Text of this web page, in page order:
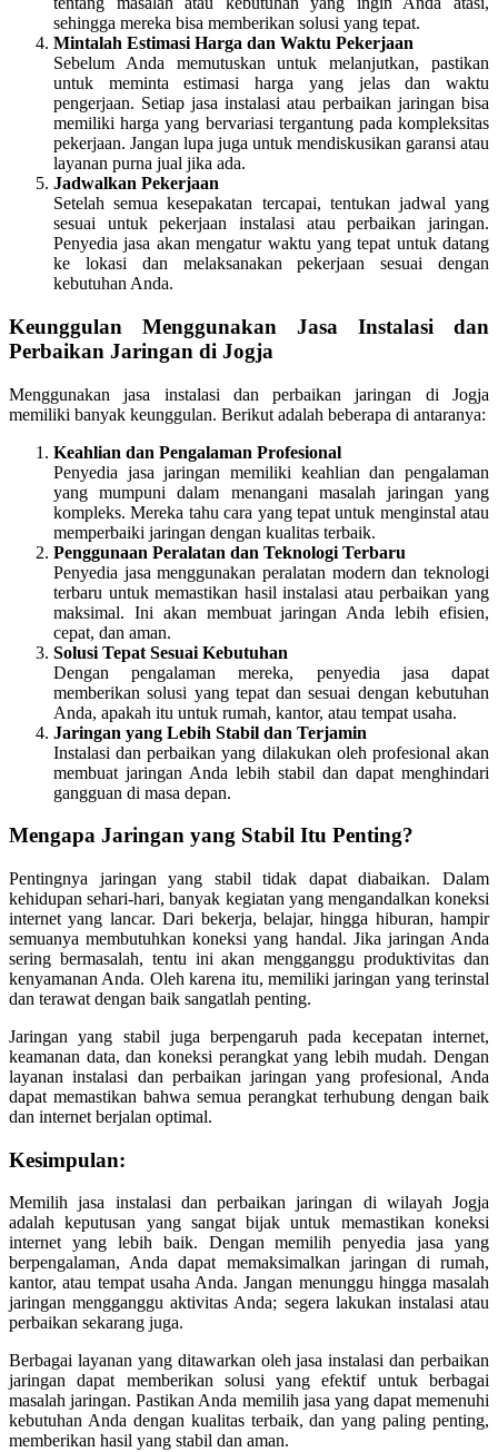
sehingga mereka bisa memberikan solusi yang tepat.
Mintalah Estimasi Harga dan Waktu Pekerjaan
Sebelum Anda memutuskan untuk melanjutkan, pastikan
untuk meminta estimasi harga yang jelas dan waktu
pengerjaan. Setiap jasa instalasi atau perbaikan jaringan bisa
memiliki harga yang bervariasi tergantung pada kompleksitas
pekerjaan. Jangan lupa juga untuk mendiskusikan garansi atau
layanan purna jual jika ada.
Jadwalkan Pekerjaan
Setelah semua kesepakatan tercapai, tentukan jadwal yang
sesuai untuk pekerjaan instalasi atau perbaikan jaringan.
Penyedia jasa akan mengatur waktu yang tepat untuk datang
ke lokasi dan melaksanakan pekerjaan sesuai dengan
kebutuhan Anda.
Keunggulan Menggunakan Jasa Instalasi dan
Perbaikan Jaringan di Jogja
Menggunakan jasa instalasi dan perbaikan jaringan di Jogja
memiliki banyak keunggulan. Berikut adalah beberapa di antaranya:
Keahlian dan Pengalaman Profesional
Penyedia jasa jaringan memiliki keahlian dan pengalaman
yang mumpuni dalam menangani masalah jaringan yang
kompleks. Mereka tahu cara yang tepat untuk menginstal atau
memperbaiki jaringan dengan kualitas terbaik.
Penggunaan Peralatan dan Teknologi Terbaru
Penyedia jasa menggunakan peralatan modern dan teknologi
terbaru untuk memastikan hasil instalasi atau perbaikan yang
maksimal. Ini akan membuat jaringan Anda lebih efisien,
cepat, dan aman.
Solusi Tepat Sesuai Kebutuhan
Dengan pengalaman mereka, penyedia jasa dapat
memberikan solusi yang tepat dan sesuai dengan kebutuhan
Anda, apakah itu untuk rumah, kantor, atau tempat usaha.
Jaringan yang Lebih Stabil dan Terjamin
Instalasi dan perbaikan yang dilakukan oleh profesional akan
membuat jaringan Anda lebih stabil dan dapat menghindari
gangguan di masa depan.
Mengapa Jaringan yang Stabil Itu Penting?
Pentingnya jaringan yang stabil tidak dapat diabaikan. Dalam
kehidupan sehari-hari, banyak kegiatan yang mengandalkan koneksi
internet yang lancar. Dari bekerja, belajar, hingga hiburan, hampir
semuanya membutuhkan koneksi yang handal. Jika jaringan Anda
sering bermasalah, tentu ini akan mengganggu produktivitas dan
kenyamanan Anda. Oleh karena itu, memiliki jaringan yang terinstal
dan terawat dengan baik sangatlah penting.
Jaringan yang stabil juga berpengaruh pada kecepatan internet,
keamanan data, dan koneksi perangkat yang lebih mudah. Dengan
layanan instalasi dan perbaikan jaringan yang profesional, Anda
dapat memastikan bahwa semua perangkat terhubung dengan baik
dan internet berjalan optimal.
Kesimpulan:
Memilih jasa instalasi dan perbaikan jaringan di wilayah Jogja
adalah keputusan yang sangat bijak untuk memastikan koneksi
internet yang lebih baik. Dengan memilih penyedia jasa yang
berpengalaman, Anda dapat memaksimalkan jaringan di rumah,
kantor, atau tempat usaha Anda. Jangan menunggu hingga masalah
jaringan mengganggu aktivitas Anda; segera lakukan instalasi atau
perbaikan sekarang juga.
Berbagai layanan yang ditawarkan oleh jasa instalasi dan perbaikan
jaringan dapat memberikan solusi yang efektif untuk berbagai
masalah jaringan. Pastikan Anda memilih jasa yang dapat memenuhi
kebutuhan Anda dengan kualitas terbaik, dan yang paling penting,
memberikan hasil yang stabil dan aman.